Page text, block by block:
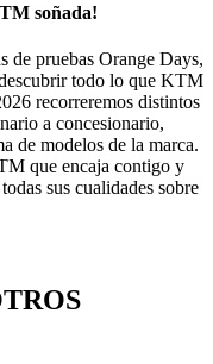
soñada!
de pruebas Orange Days,
todo lo que KTM
recorreremos distintos
a concesionario,
de modelos de la marca.
que encaja contigo y
sus cualidades sobre